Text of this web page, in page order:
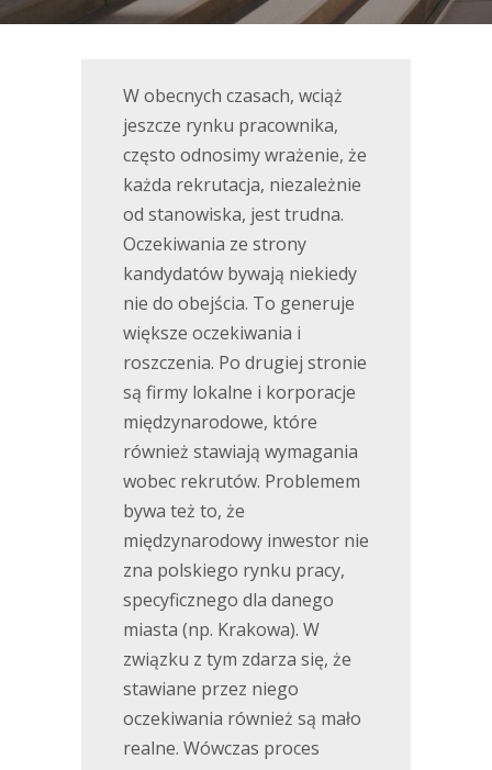
W obecnych czasach, wciąż
jeszcze rynku pracownika,
często odnosimy wrażenie, że
każda rekrutacja, niezależnie
od stanowiska, jest trudna.
Oczekiwania ze strony
kandydatów bywają niekiedy
nie do obejścia. To generuje
większe oczekiwania i
roszczenia. Po drugiej stronie
są firmy lokalne i korporacje
międzynarodowe, które
również stawiają wymagania
wobec rekrutów. Problemem
bywa też to, że
międzynarodowy inwestor nie
zna polskiego rynku pracy,
specyficznego dla danego
miasta (np. Krakowa). W
związku z tym zdarza się, że
stawiane przez niego
oczekiwania również są mało
realne. Wówczas proces